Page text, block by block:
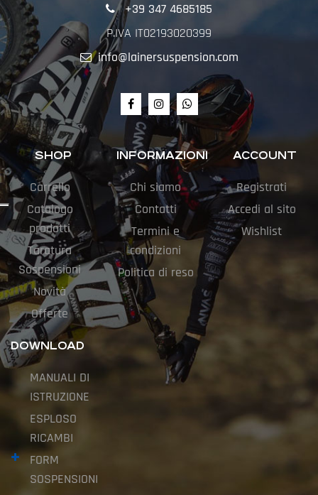
+39 347 4685185
P.IVA IT02193020399
info@lainersuspension.com
SHOP
Carrello
Catalogo
prodotti
Taratura
Sospensioni
Novità
Offerte
INFORMAZIONI
Chi siamo
Contatti
Termini e
condizioni
Politica di reso
ACCOUNT
Registrati
Accedi al sito
Wishlist
DOWNLOAD
MANUALI DI
ISTRUZIONE
ESPLOSO
RICAMBI
FORM
SOSPENSIONI